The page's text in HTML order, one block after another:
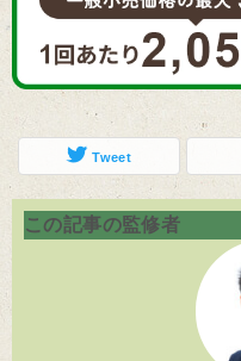
Tweet
この記事の監修者